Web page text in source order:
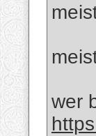
wer